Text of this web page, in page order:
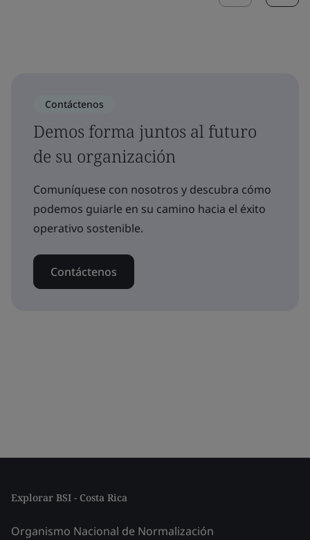
Contáctenos
Demos forma juntos al futuro
de su organización
Comuníquese con nosotros y descubra cómo
podemos guiarle en su camino hacia el éxito
operativo sostenible.
Contáctenos
Explorar BSI - Costa Rica
Organismo Nacional de Normalización